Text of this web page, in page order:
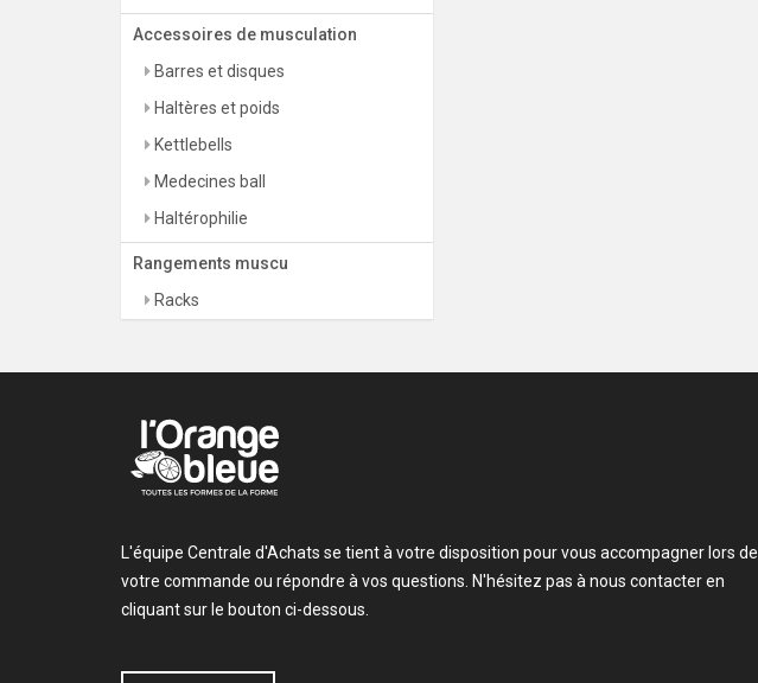
Accessoires de musculation
Barres et disques
Haltères et poids
Kettlebells
Medecines ball
Haltérophilie
Rangements muscu
Racks
L'équipe Centrale d'Achats se tient à votre disposition pour vous accompagner lors de
votre commande ou répondre à vos questions. N'hésitez pas à nous contacter en
cliquant sur le bouton ci-dessous.